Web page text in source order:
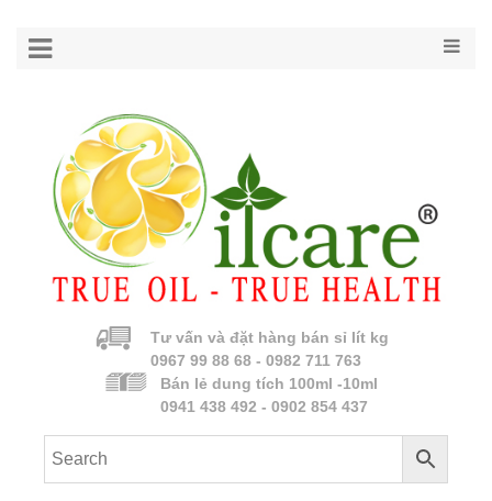
Tư vấn và đặt hàng bán sỉ lít kg
0967 99 88 68 - 0982 711 763
Bán lẻ dung tích 100ml -10ml
0941 438 492 - 0902 854 437